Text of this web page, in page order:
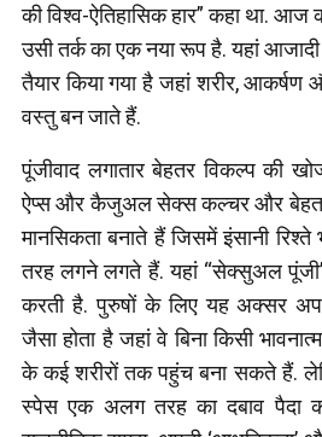
की विश्व-ऐतिहासिक हार” कहा था.
उसी तर्क का एक नया रूप है. यहां
तैयार किया गया है जहां शरीर,
वस्तु बन जाते हैं.
पूंजीवाद लगातार बेहतर विकल्प की
ऐप्स और कैजुअल सेक्स कल्चर और बेहतर
मानसिकता बनाते हैं जिसमें इंसानी
तरह लगने लगते हैं. यहां “सेक्सुअल
करती है. पुरुषों के लिए यह अक्सर
जैसा होता है जहां वे बिना किसी
के कई शरीरों तक पहुंच बना सकते हैं.
स्पेस एक अलग तरह का दबाव पैदा